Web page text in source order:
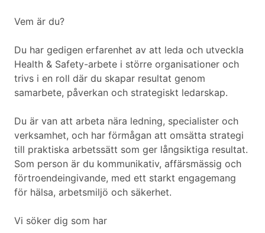
Vem är du?
Du har gedigen erfarenhet av att leda och utveckla
Health & Safety-arbete i större organisationer och
trivs i en roll där du skapar resultat genom
samarbete, påverkan och strategiskt ledarskap.
Du är van att arbeta nära ledning, specialister och
verksamhet, och har förmågan att omsätta strategi
till praktiska arbetssätt som ger långsiktiga resultat.
Som person är du kommunikativ, affärsmässig och
förtroendeingivande, med ett starkt engagemang
för hälsa, arbetsmiljö och säkerhet.
Vi söker dig som har